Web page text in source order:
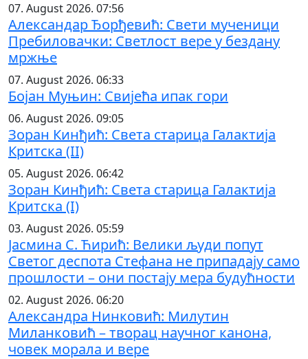
07. August 2026. 07:56
Александар Ђорђевић: Свети мученици
Пребиловачки: Светлост вере у бездану
мржње
07. August 2026. 06:33
Бојан Муњин: Свијећа ипак гори
06. August 2026. 09:05
Зоран Кинђић: Света старица Галактија
Критска (II)
05. August 2026. 06:42
Зоран Кинђић: Света старица Галактија
Критска (I)
03. August 2026. 05:59
Јасмина С. Ћирић: Велики људи попут
Светог деспота Стефана не припадају само
прошлости – они постају мера будућности
02. August 2026. 06:20
Александра Нинковић: Милутин
Миланковић – творац научног канона,
човек морала и вере